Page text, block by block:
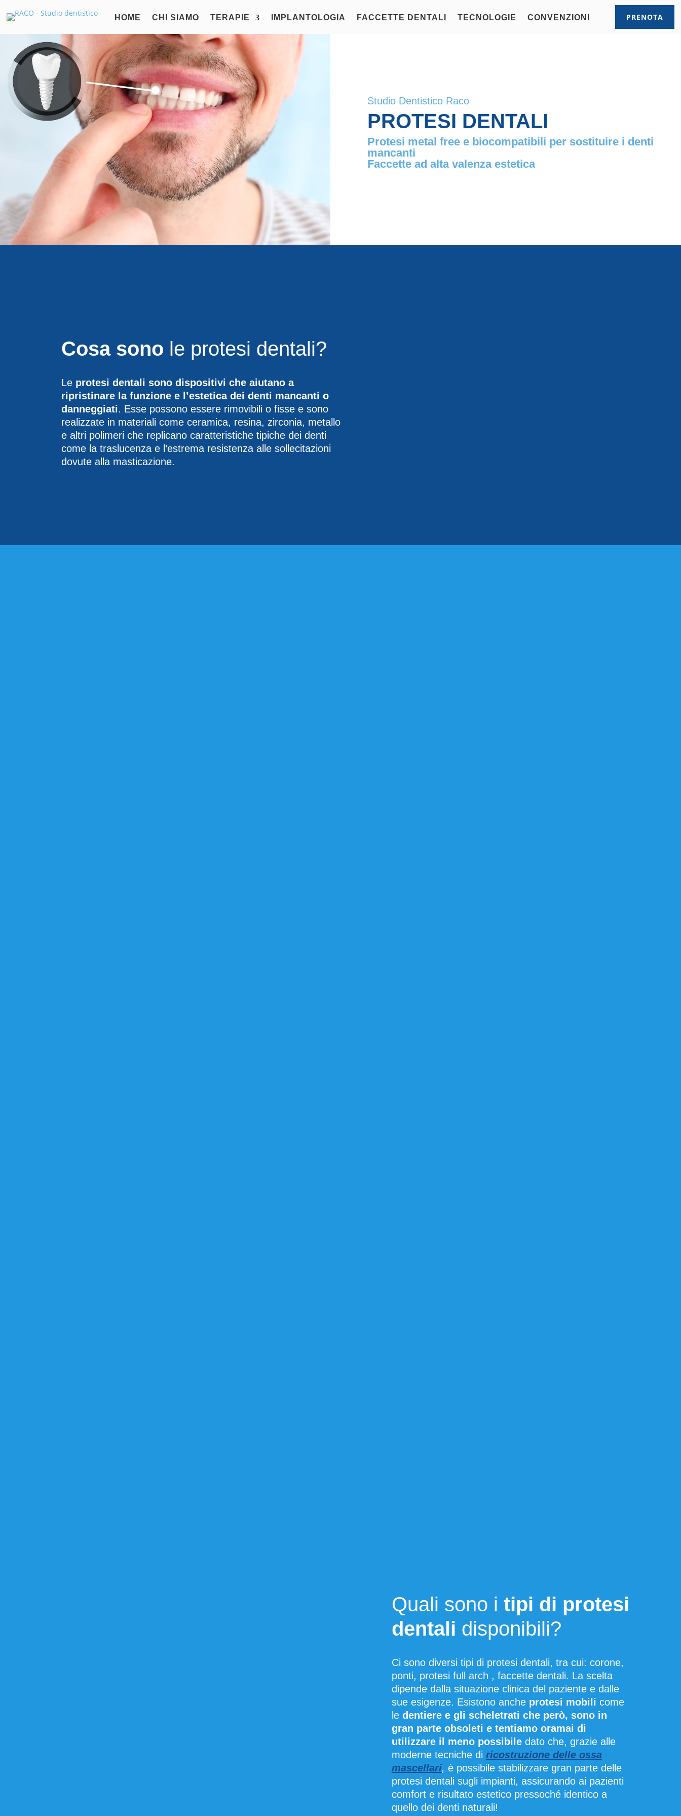
HOME CHI SIAMO TERAPIE IMPLANTOLOGIA FACCETTE DENTALI TECNOLOGIE CONVENZIONI PRENOTA
Studio Dentistico Raco
PROTESI DENTALI
Protesi metal free e biocompatibili per sostituire i denti
mancanti
Faccette ad alta valenza estetica
Cosa sono le protesi dentali?
Le protesi dentali sono dispositivi che aiutano a
ripristinare la funzione e l’estetica dei denti mancanti o
danneggiati. Esse possono essere rimovibili o fisse e sono
realizzate in materiali come ceramica, resina, zirconia, metallo
e altri polimeri che replicano caratteristiche tipiche dei denti
come la traslucenza e l’estrema resistenza alle sollecitazioni
dovute alla masticazione.
Quali sono i tipi di protesi
dentali disponibili?
Ci sono diversi tipi di protesi dentali, tra cui: corone,
ponti, protesi full arch , faccette dentali. La scelta
dipende dalla situazione clinica del paziente e dalle
sue esigenze. Esistono anche protesi mobili come
le dentiere e gli scheletrati che però, sono in
gran parte obsoleti e tentiamo oramai di
utilizzare il meno possibile dato che, grazie alle
moderne tecniche di ricostruzione delle ossa
mascellari, è possibile stabilizzare gran parte delle
protesi dentali sugli impianti, assicurando ai pazienti
comfort e risultato estetico pressoché identico a
quello dei denti naturali!